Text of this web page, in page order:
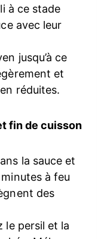
à ce stade
avec leur
jusqu’à ce
et
réduites.
fin de cuisson
la sauce et
à feu
des
le persil et la